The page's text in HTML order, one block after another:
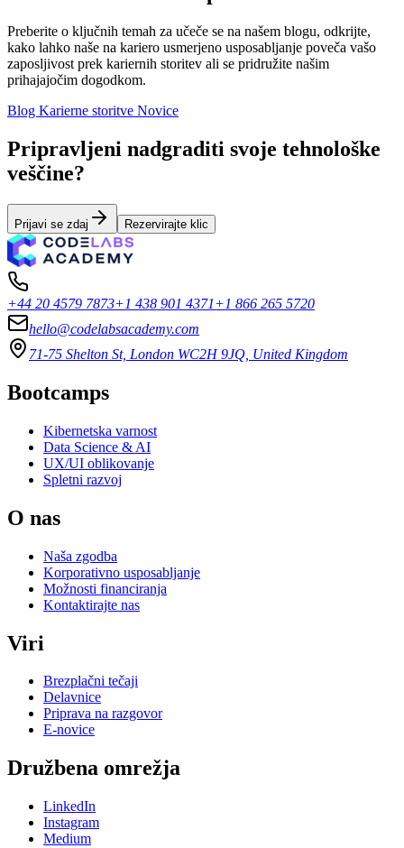
Preberite o ključnih temah za učeče se na našem blogu, odkrijte,
kako lahko naše na kariero usmerjeno usposabljanje poveča vašo
zaposljivost prek kariernih storitev ali se pridružite našim
prihajajočim dogodkom.
Blog Karierne storitve Novice
Pripravljeni nadgraditi svoje tehnološke
veščine?
Prijavi se zdaj Rezervirajte klic
+44 20 4579 7873+1 438 901 4371+1 866 265 5720
hello@codelabsacademy.com
71-75 Shelton St, London WC2H 9JQ, United Kingdom
Bootcamps
Kibernetska varnost
Data Science & AI
UX/UI oblikovanje
Spletni razvoj
O nas
Naša zgodba
Korporativno usposabljanje
Možnosti financiranja
Kontaktirajte nas
Viri
Brezplačni tečaji
Delavnice
Priprava na razgovor
E-novice
Družbena omrežja
LinkedIn
Instagram
Medium